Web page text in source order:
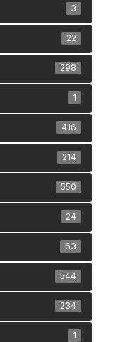
3
22
298
1
416
214
550
24
63
544
234
1